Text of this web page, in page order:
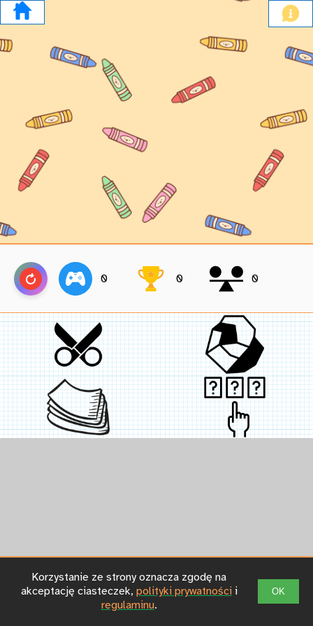
0 0 0
Korzystanie ze strony oznacza zgodę na
akceptację ciasteczek, polityki prywatnościi
regulaminu.
OK